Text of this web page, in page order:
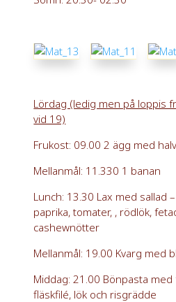
Lördag (ledig men på loppis
vid 19)
Frukost: 09.00 2 ägg med
Mellanmål: 11.330 1 banan
Lunch: 13.30 Lax med sallad
paprika, tomater, , rödlök,
cashewnötter
Mellanmål: 19.00 Kvarg med
Middag: 21.00 Bönpasta
fläskfilé, lök och risgrädde